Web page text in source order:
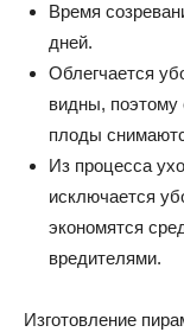
Время
дней.
Облегчается
видны, поэтому
плоды
Из процесса
исключается
экономятся
вредителями.
Изготовление